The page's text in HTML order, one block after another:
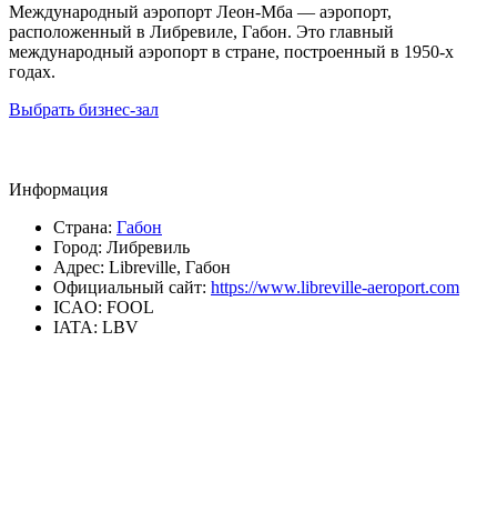
Международный аэропорт Леон-Мба — аэропорт,
расположенный в Либревиле, Габон. Это главный
международный аэропорт в стране, построенный в 1950-х
годах.
Выбрать бизнес-зал
Информация
Страна: Габон
Город: Либревиль
Адрес: Libreville, Габон
Официальный сайт: https://www.libreville-aeroport.com
ICAO: FOOL
IATA: LBV